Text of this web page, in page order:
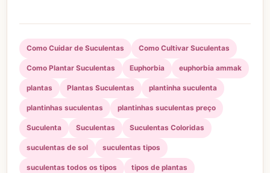
Como Cuidar de Suculentas Como Cultivar Suculentas
Como Plantar Suculentas Euphorbia euphorbia ammak
plantas Plantas Suculentas plantinha suculenta
plantinhas suculentas plantinhas suculentas preço
Suculenta Suculentas Suculentas Coloridas
suculentas de sol suculentas tipos
suculentas todos os tipos tipos de plantas